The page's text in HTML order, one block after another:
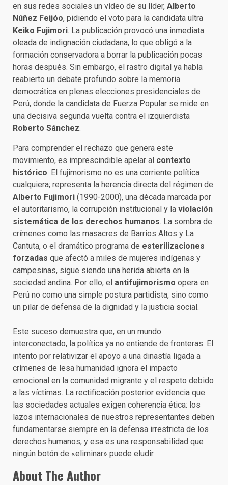
en sus redes sociales un vídeo de su líder, Alberto
Núñez Feijóo, pidiendo el voto para la candidata ultra
Keiko Fujimori. La publicación provocó una inmediata
oleada de indignación ciudadana, lo que obligó a la
formación conservadora a borrar la publicación pocas
horas después. Sin embargo, el rastro digital ya había
reabierto un debate profundo sobre la memoria
democrática en plenas elecciones presidenciales de
Perú, donde la candidata de Fuerza Popular se mide en
una decisiva segunda vuelta contra el izquierdista
Roberto Sánchez.
Para comprender el rechazo que genera este
movimiento, es imprescindible apelar al contexto
histórico. El fujimorismo no es una corriente política
cualquiera; representa la herencia directa del régimen de
Alberto Fujimori (1990-2000), una década marcada por
el autoritarismo, la corrupción institucional y la violación
sistemática de los derechos humanos. La sombra de
crímenes como las masacres de Barrios Altos y La
Cantuta, o el dramático programa de esterilizaciones
forzadas que afectó a miles de mujeres indígenas y
campesinas, sigue siendo una herida abierta en la
sociedad andina. Por ello, el antifujimorismo opera en
Perú no como una simple postura partidista, sino como
un pilar de defensa de la dignidad y la justicia social.
Este suceso demuestra que, en un mundo
interconectado, la política ya no entiende de fronteras. El
intento por relativizar el apoyo a una dinastía ligada a
crímenes de lesa humanidad ignora el impacto
emocional en la comunidad migrante y el respeto debido
a las víctimas. La rectificación posterior evidencia que
las sociedades actuales exigen coherencia ética: los
lazos internacionales de nuestros representantes deben
fundamentarse siempre en la defensa irrestricta de los
derechos humanos, y esa es una responsabilidad que
ningún botón de «eliminar» puede eludir.
About The Author